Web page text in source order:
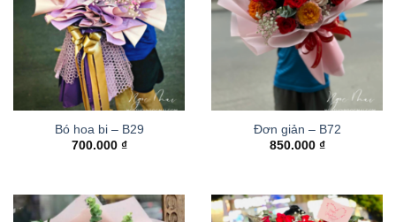
Bó hoa bi – B29
700.000 ₫
Đơn giản – B72
850.000 ₫